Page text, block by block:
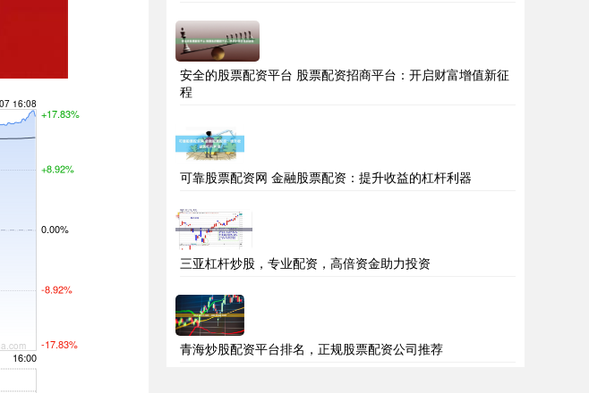
安全的股票配资平台 股票配资招商平台：开启财富增值新征
程
可靠股票配资网 金融股票配资：提升收益的杠杆利器
三亚杠杆炒股，专业配资，高倍资金助力投资
青海炒股配资平台排名，正规股票配资公司推荐